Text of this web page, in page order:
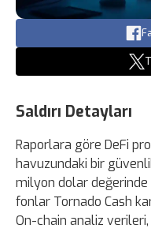
Saldırı Detayları
Raporlara göre DeFi
havuzundaki bir
milyon dolar değerinde
fonlar Tornado Cash
On-chain analiz verileri,